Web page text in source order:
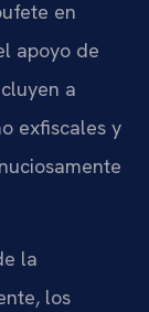
en
apoyo de
a
exfiscales y
la
los